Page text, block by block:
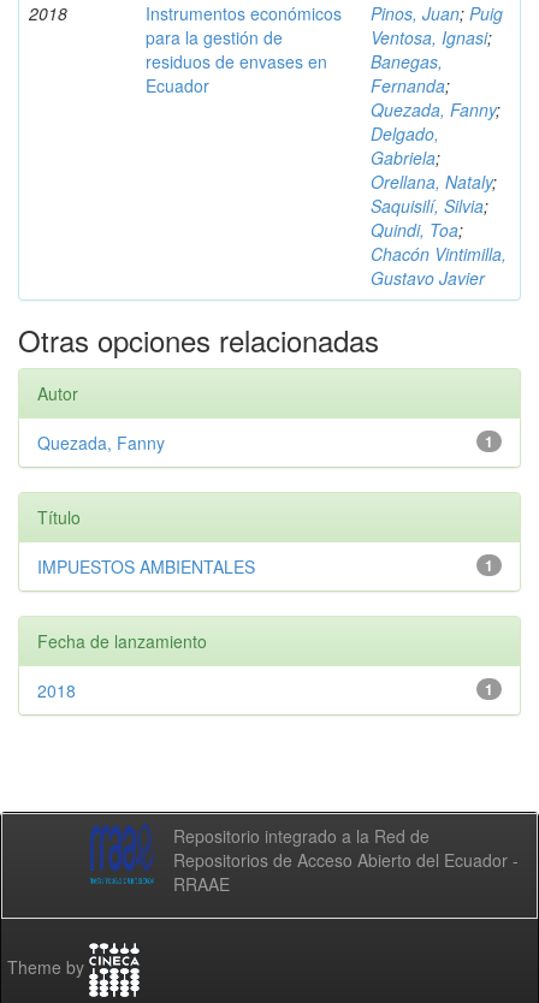
2018
Instrumentos económicos
para la gestión de
residuos de envases en
Ecuador
Pinos, Juan; Puig
Ventosa, Ignasi;
Banegas,
Fernanda;
Quezada, Fanny;
Delgado,
Gabriela;
Orellana, Nataly;
Saquisilí, Silvia;
Quindi, Toa;
Chacón Vintimilla,
Gustavo Javier
Otras opciones relacionadas
Autor
1
Quezada, Fanny
Título
1
IMPUESTOS AMBIENTALES
Fecha de lanzamiento
1
2018
Repositorio integrado a la Red de
Repositorios de Acceso Abierto del Ecuador -
RRAAE
Theme by